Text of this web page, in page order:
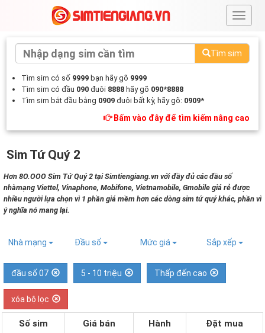
#
Tìm sim
Tìm sim có số 9999 bạn hãy gõ 9999
Tìm sim có đầu 090 đuôi 8888 hãy gõ 090*8888
Tìm sim bắt đầu bằng 0909 đuôi bất kỳ, hãy gõ: 0909*
Bấm vào đây để tìm kiếm nâng cao
Sim Tứ Quý 2
Hơn 8O.OOO Sim Tứ Quý 2 tại Simtiengiang.vn với đầy đủ các đầu số
nhàmạng Viettel, Vinaphone, Mobifone, Vietnamobile, Gmobile giá rẻ được
nhiều người lựa chọn vì 1 phần giá mềm hơn các dòng sim tứ quý khác, phần vì
ý nghĩa nó mang lại.
Nhà mạng Đầu số Mức giá Sắp xếp
đầu số 07 5 - 10 triệu Thấp đến cao
xóa bộ lọc
Số sim Giá bán Hành Đặt mua